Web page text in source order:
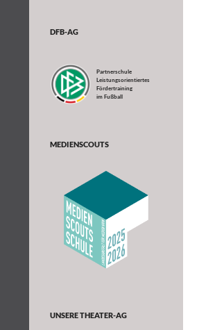
DFB-AG
Partnerschule
Leistungsorientiertes
Fördertraining
im Fußball
MEDIENSCOUTS
UNSERE THEATER-AG